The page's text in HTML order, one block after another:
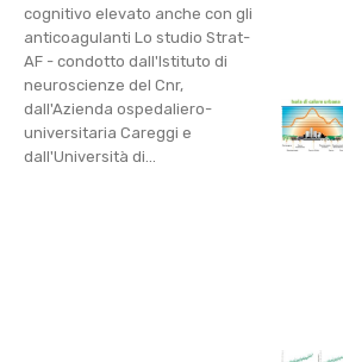
cognitivo elevato anche con gli
anticoagulanti Lo studio Strat-
AF - condotto dall'Istituto di
neuroscienze del Cnr,
dall'Azienda ospedaliero-
universitaria Careggi e
dall'Università di...